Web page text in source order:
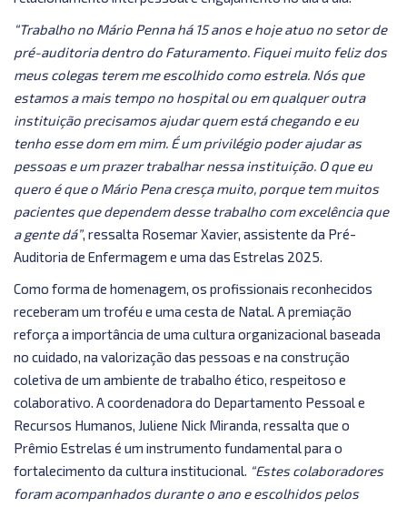
“Trabalho no Mário Penna há 15 anos e hoje atuo no setor de
pré-auditoria dentro do Faturamento. Fiquei muito feliz dos
meus colegas terem me escolhido como estrela. Nós que
estamos a mais tempo no hospital ou em qualquer outra
instituição precisamos ajudar quem está chegando e eu
tenho esse dom em mim. É um privilégio poder ajudar as
pessoas e um prazer trabalhar nessa instituição. O que eu
quero é que o Mário Pena cresça muito, porque tem muitos
pacientes que dependem desse trabalho com excelência que
a gente dá”, ressalta Rosemar Xavier, assistente da Pré-
Auditoria de Enfermagem e uma das Estrelas 2025.
Como forma de homenagem, os profissionais reconhecidos
receberam um troféu e uma cesta de Natal. A premiação
reforça a importância de uma cultura organizacional baseada
no cuidado, na valorização das pessoas e na construção
coletiva de um ambiente de trabalho ético, respeitoso e
colaborativo. A coordenadora do Departamento Pessoal e
Recursos Humanos, Juliene Nick Miranda, ressalta que o
Prêmio Estrelas é um instrumento fundamental para o
fortalecimento da cultura institucional. “Estes colaboradores
foram acompanhados durante o ano e escolhidos pelos